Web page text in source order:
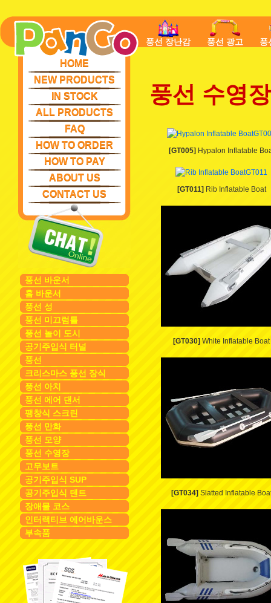
HOME
NEW PRODUCTS
IN STOCK
ALL PRODUCTS
FAQ
HOW TO ORDER
HOW TO PAY
ABOUT US
CONTACT US
풍선 바운서
홈 바운서
풍선 성
풍선 미끄럼틀
풍선 놀이 도시
공기주입식 터널
풍선
크리스마스 풍선 장식
풍선 아치
풍선 에어 댄서
팽창식 스크린
풍선 만화
풍선 모양
풍선 수영장
고무보트
공기주입식 SUP
공기주입식 텐트
장애물 코스
인터랙티브 에어바운스
부속품
풍선 장난감 풍선 광고 풍
풍선 수영장
[GT005] Hypalon Inflatable
[GT011] Rib Inflatable Boat
[GT030] White Inflatable Boat
[GT034] Slatted Inflatable